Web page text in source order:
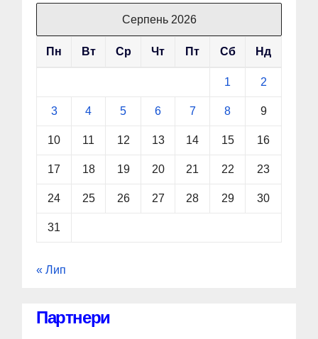
Серпень 2026
Пн Вт Ср Чт Пт Сб Нд
1 2
3 4 5 6 7 8 9
10 11 12 13 14 15 16
17 18 19 20 21 22 23
24 25 26 27 28 29 30
31
« Лип
Партнери